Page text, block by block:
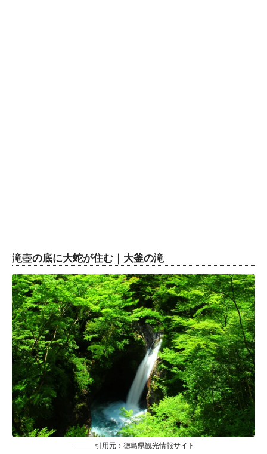
滝壺の底に大蛇が住む｜大釜の滝
引用元：徳島県観光情報サイト